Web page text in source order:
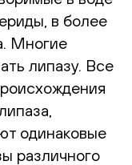
в более
Многие
липазу. Все
одинаковые
различного